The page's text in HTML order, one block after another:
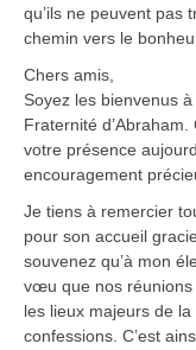
qu’ils ne peuvent pas
chemin vers le
Chers amis,
Soyez les bienvenus
Fraternité
votre présence
encouragement
Je tiens à remercier
pour son accueil
souvenez qu’à mon
vœu que nos réunions
les lieux majeurs de
confessions. C’est